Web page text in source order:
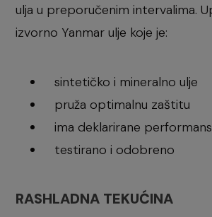
ulja u preporučenim intervalima.
izvorno Yanmar ulje koje je:
sintetičko i mineralno ulje
pruža optimalnu zaštitu
ima deklarirane
testirano i odobreno
RASHLADNA TEKUĆINA